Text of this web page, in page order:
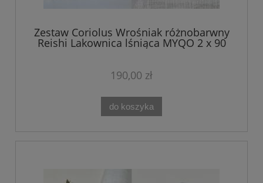
Zestaw Coriolus Wrośniak różnobarwny
Reishi Lakownica lśniąca MYQO 2 x 90
190,00 zł
do koszyka